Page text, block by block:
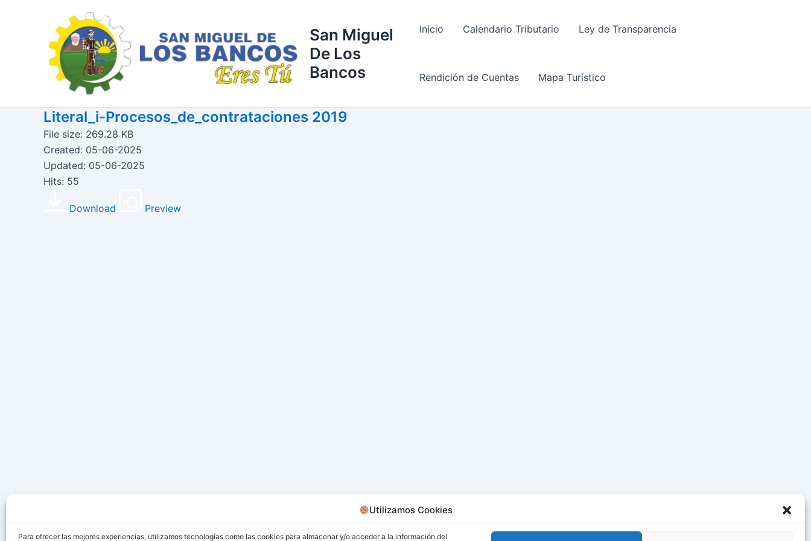
Utilizamos Cookies
Para ofrecer las mejores experiencias, utilizamos tecnologías como las cookies para almacenar y/o acceder a la información del
San Miguel
De Los
Bancos
Inicio Calendario Tributario Ley de Transparencia
Rendición de Cuentas Mapa Turístico
Literal_i-Procesos_de_contrataciones 2019
File size: 269.28 KB
Created: 05-06-2025
Updated: 05-06-2025
Hits: 55
Download Preview